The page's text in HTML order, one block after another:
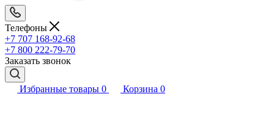
Телефоны
+7 707 168-92-68
+7 800 222-79-70
Заказать звонок
Избранные товары 0 Корзина 0